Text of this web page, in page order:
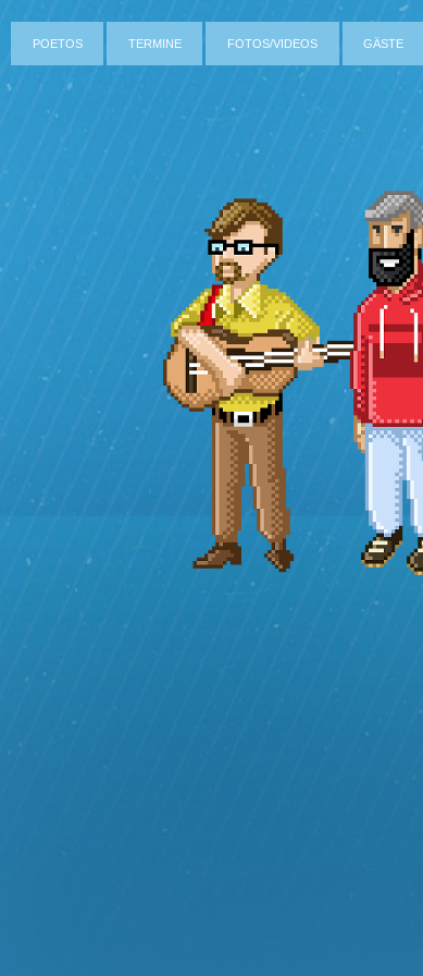
POETOS TERMINE FOTOS/VIDEOS GÄSTE